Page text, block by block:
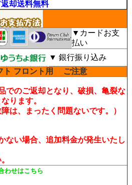
返却送料無料
▼カードお支
払い
▼ 銀行振り込み
ト フロント用
ご注意
でのご返却となり、破損、亀裂な
ります。
は、まったく問題ないです。）
ない場合、追加料金が発生いたし
わせはこちら